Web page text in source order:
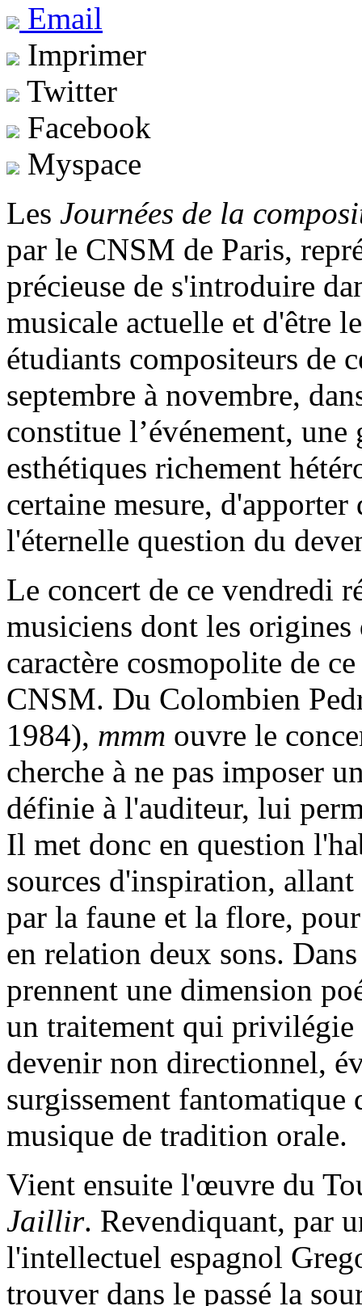
Email
Imprimer
Twitter
Facebook
Myspace
Les Journées de la
par le CNSM de Paris,
précieuse de s'introduire
musicale actuelle et d'être
étudiants compositeurs de
septembre à novembre,
constitue l’événement,
esthétiques richement
certaine mesure, d'apporter
l'éternelle question du
Le concert de ce vendredi
musiciens dont les
caractère cosmopolite de
CNSM. Du Colombien
1984), mmm ouvre le
cherche à ne pas imposer
définie à l'auditeur, lui
Il met donc en question
sources d'inspiration,
par la faune et la flore,
en relation deux sons.
prennent une dimension
un traitement qui privilégie
devenir non directionnel,
surgissement
musique de tradition orale.
Vient ensuite l'œuvre du
Jaillir. Revendiquant, par
l'intellectuel espagnol
trouver dans le passé la